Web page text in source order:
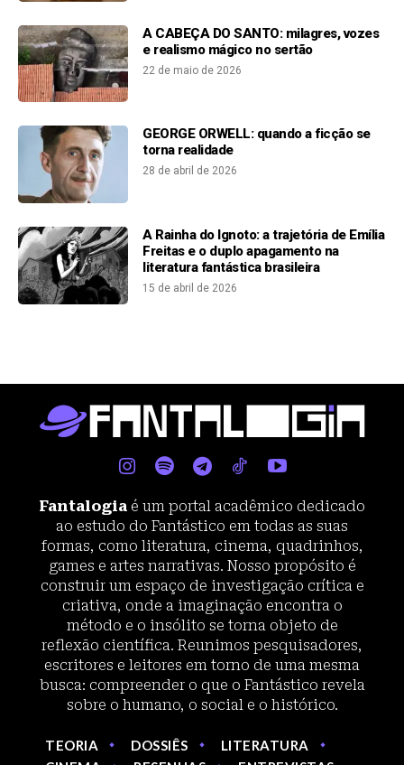
A CABEÇA DO SANTO: milagres, vozes
e realismo mágico no sertão
22 de maio de 2026
GEORGE ORWELL: quando a ficção se
torna realidade
28 de abril de 2026
A Rainha do Ignoto: a trajetória de Emília
Freitas e o duplo apagamento na
literatura fantástica brasileira
15 de abril de 2026
Fantalogia é um portal acadêmico dedicado
ao estudo do Fantástico em todas as suas
formas, como literatura, cinema, quadrinhos,
games e artes narrativas. Nosso propósito é
construir um espaço de investigação crítica e
criativa, onde a imaginação encontra o
método e o insólito se torna objeto de
reflexão científica. Reunimos pesquisadores,
escritores e leitores em torno de uma mesma
busca: compreender o que o Fantástico revela
sobre o humano, o social e o histórico.
TEORIA DOSSIÊS
LITERATURA